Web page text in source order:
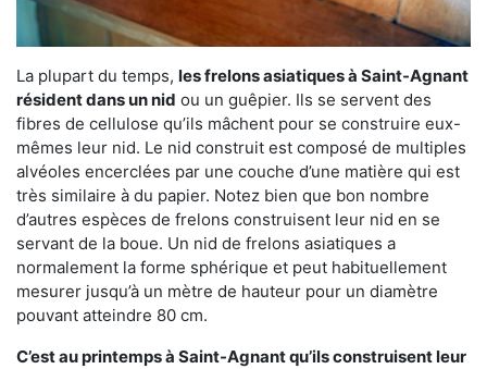
La plupart du temps, les frelons asiatiques à Saint-Agnant
résident dans un nid ou un guêpier. Ils se servent des
fibres de cellulose qu’ils mâchent pour se construire eux-
mêmes leur nid. Le nid construit est composé de multiples
alvéoles encerclées par une couche d’une matière qui est
très similaire à du papier. Notez bien que bon nombre
d’autres espèces de frelons construisent leur nid en se
servant de la boue. Un nid de frelons asiatiques a
normalement la forme sphérique et peut habituellement
mesurer jusqu’à un mètre de hauteur pour un diamètre
pouvant atteindre 80 cm.
C’est au printemps à Saint-Agnant qu’ils construisent leur